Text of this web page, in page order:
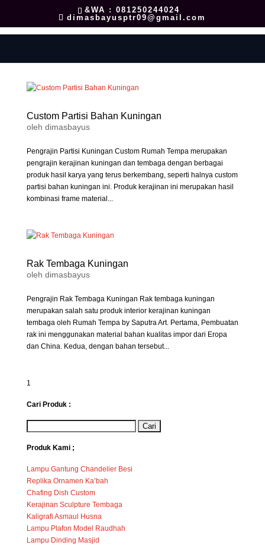
&WA : 081250244024
dimasbayusptr09@gmail.com
Custom Partisi Bahan Kuningan
oleh dimasbayus
Pengrajin Partisi Kuningan Custom Rumah Tempa merupakan
pengrajin kerajinan kuningan dan tembaga dengan berbagai
produk hasil karya yang terus berkembang, seperti halnya custom
partisi bahan kuningan ini. Produk kerajinan ini merupakan hasil
kombinasi frame material...
Rak Tembaga Kuningan
oleh dimasbayus
Pengrajin Rak Tembaga Kuningan Rak tembaga kuningan
merupakan salah satu produk interior kerajinan kuningan
tembaga oleh Rumah Tempa by Saputra Art. Pertama, Pembuatan
rak ini menggunakan material bahan kualitas impor dari Eropa
dan China. Kedua, dengan bahan tersebut...
1
Cari Produk :
Produk Kami ;
Lampu Gantung Chandelier Besi
Replika Ornamen Ka’bah
Chafing Dish Custom
Kerajinan Sculpture Tembaga
Kaligrafi Asmaul Husna
Lampu Plafon Model Raudhah
Lampu Dinding Masjid